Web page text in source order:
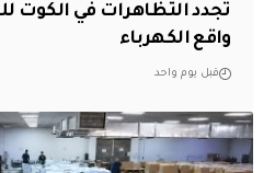
تجدد التظاهرات في الكوت
واقع الكهرباء
قبل يوم واحد